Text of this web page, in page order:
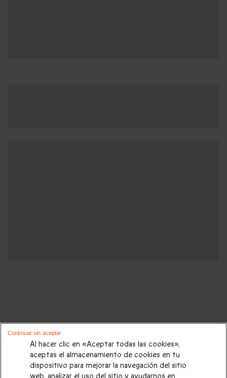
Cajas regalo que podrían interesarte:
Regalos Navidad |Regalos para hombre Navidad|
para mujer Navidad|Regalos de Reyes|Regalos de boda
Al hacer clic en «Aceptar todas las cookies»,
aceptas el almacenamiento de cookies en tu
dispositivo para mejorar la navegación del sitio
Continuar sin aceptar